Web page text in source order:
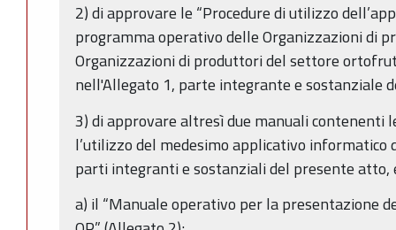
2) di approvare le “Procedure di utilizzo
programma operativo delle Organizzazioni di
Organizzazioni di produttori del settore
nell'Allegato 1, parte integrante e sostanziale
3) di approvare altresì due manuali contenenti
l’utilizzo del medesimo applicativo informatico
parti integranti e sostanziali del presente atto,
a) il “Manuale operativo per la presentazione